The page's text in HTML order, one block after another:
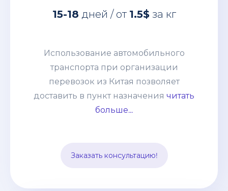
15-18 дней / от 1.5$за кг
Использование автомобильного
транспорта при организации
перевозок из Китая позволяет
доставить в пункт назначения читать
больше...
Заказать консультацию!
транспорта при организации
сборных грузов, что позволяет
опта.